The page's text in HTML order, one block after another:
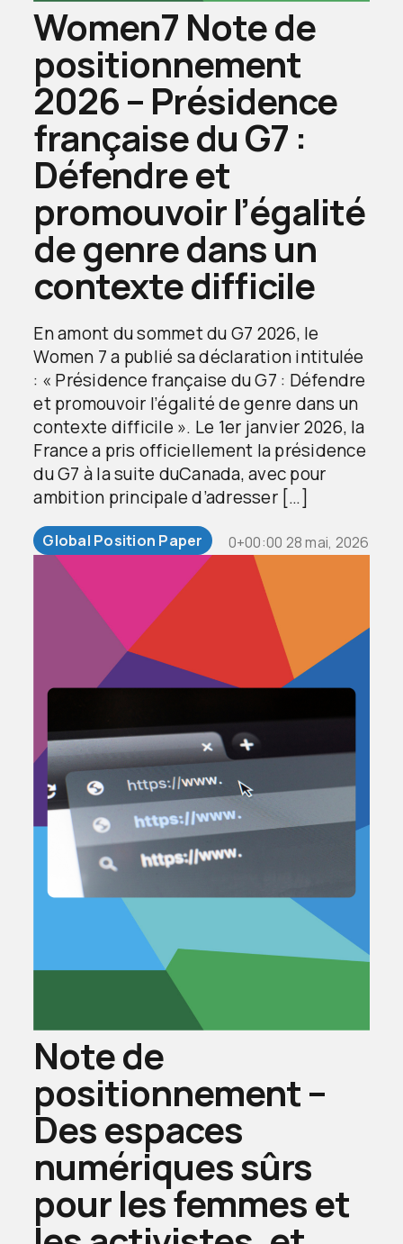
Women7 Note de
positionnement
2026 – Présidence
française du G7 :
Défendre et
promouvoir l’égalité
de genre dans un
contexte difficile
En amont du sommet du G7 2026, le
Women 7 a publié sa déclaration intitulée
: « Présidence française du G7 : Défendre
et promouvoir l’égalité de genre dans un
contexte difficile ». Le 1er janvier 2026, la
France a pris officiellement la présidence
du G7 à la suite duCanada, avec pour
ambition principale d’adresser […]
Global Position Paper 0+00:00 28 mai, 2026
Note de
positionnement –
Des espaces
numériques sûrs
pour les femmes et